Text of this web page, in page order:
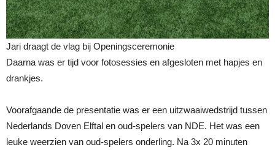
Jari draagt de vlag bij Openingsceremonie
Daarna was er tijd voor fotosessies en afgesloten met hapjes en
drankjes.
Voorafgaande de presentatie was er een uitzwaaiwedstrijd tussen
Nederlands Doven Elftal en oud-spelers van NDE. Het was een
leuke weerzien van oud-spelers onderling. Na 3x 20 minuten